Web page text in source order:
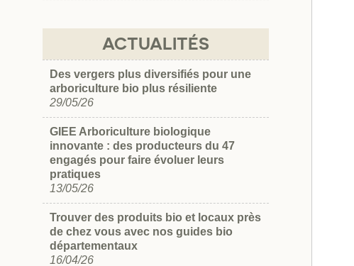
ACTUALITÉS
Des vergers plus diversifiés pour une
arboriculture bio plus résiliente
29/05/26
GIEE Arboriculture biologique
innovante : des producteurs du 47
engagés pour faire évoluer leurs
pratiques
13/05/26
Trouver des produits bio et locaux près
de chez vous avec nos guides bio
départementaux
16/04/26